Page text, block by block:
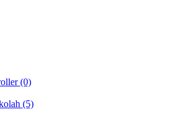
(0)
(5)